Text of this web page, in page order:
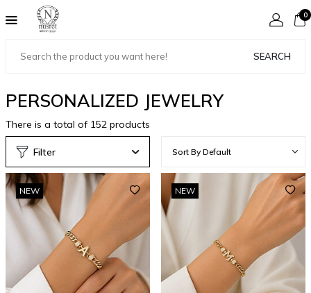
SEARCH
0
PERSONALIZED JEWELRY
There is a total of 152 products
Filter
NEW NEW